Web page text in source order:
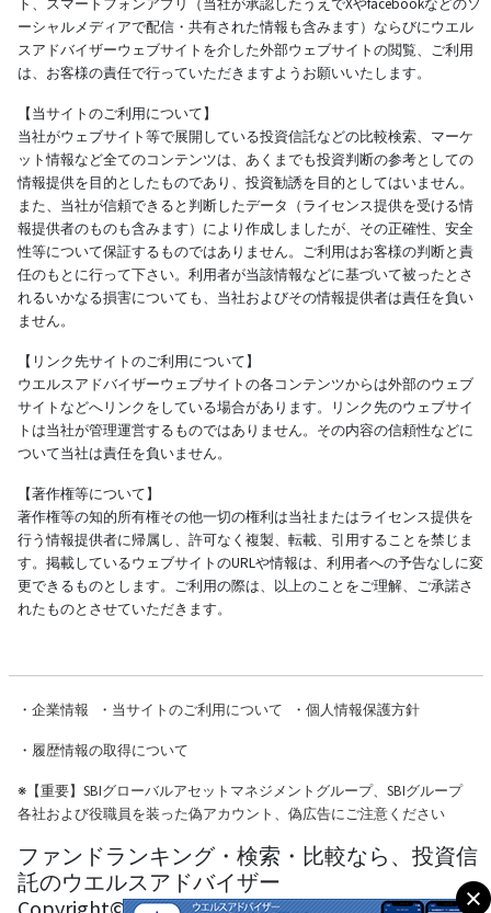
ーシャルメディアで配信・共有された情報も含みます）ならびにウエル
スアドバイザーウェブサイトを介した外部ウェブサイトの閲覧、ご利用
は、お客様の責任で行っていただきますようお願いいたします。
【当サイトのご利用について】
当社がウェブサイト等で展開している投資信託などの比較検索、マーケ
ット情報など全てのコンテンツは、あくまでも投資判断の参考としての
情報提供を目的としたものであり、投資勧誘を目的としてはいません。
また、当社が信頼できると判断したデータ（ライセンス提供を受ける情
報提供者のものも含みます）により作成しましたが、その正確性、安全
性等について保証するものではありません。ご利用はお客様の判断と責
任のもとに行って下さい。利用者が当該情報などに基づいて被ったとさ
れるいかなる損害についても、当社およびその情報提供者は責任を負い
ません。
【リンク先サイトのご利用について】
ウエルスアドバイザーウェブサイトの各コンテンツからは外部のウェブ
サイトなどへリンクをしている場合があります。リンク先のウェブサイ
トは当社が管理運営するものではありません。その内容の信頼性などに
ついて当社は責任を負いません。
【著作権等について】
著作権等の知的所有権その他一切の権利は当社またはライセンス提供を
行う情報提供者に帰属し、許可なく複製、転載、引用することを禁じま
す。掲載しているウェブサイトのURLや情報は、利用者への予告なしに変
更できるものとします。ご利用の際は、以上のことをご理解、ご承諾さ
れたものとさせていただきます。
・ 企業情報 ・ 当サイトのご利用について ・ 個人情報保護方針
・ 履歴情報の取得について
※【重要】SBIグローバルアセットマネジメントグループ、SBIグループ
各社および役職員を装った偽アカウント、偽広告にご注意ください
ファンドランキング・検索・比較なら、投資信
託のウエルスアドバイザー